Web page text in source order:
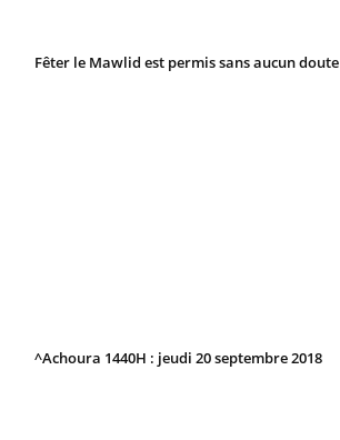
Fêter le Mawlid est permis sans aucun doute
^Achoura 1440H : jeudi 20 septembre 2018